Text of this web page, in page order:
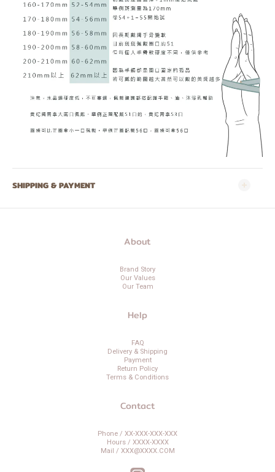
SHIPPING & PAYMENT
About
Brand Story
Our Values
Our Team
Help
FAQ
Delivery & Shipping
Payment
Return Policy
Terms & Conditions
Contact
Phone / XX-XXX-XXX-XXX
Hours / XXXX-XXXX
Mail / XXX@XXXX.COM